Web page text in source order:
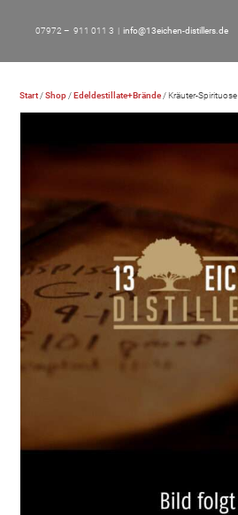
07972 – 911 011 3 | info@13eichen-distillers.de
Start /Shop /Edeldestillate+Brände / Kräuter-Spirituose